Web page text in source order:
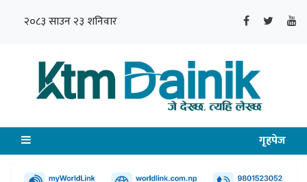
२०८३ साउन २३ शनिवार
गृहपेज